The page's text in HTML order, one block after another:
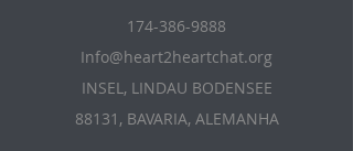
174-386-9888
Info@heart2heartchat.org
INSEL, LINDAU BODENSEE
88131, BAVARIA, ALEMANHA